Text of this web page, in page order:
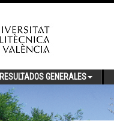
RESULTADOS GENERALES